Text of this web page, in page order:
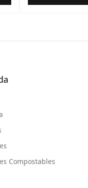
Compostables